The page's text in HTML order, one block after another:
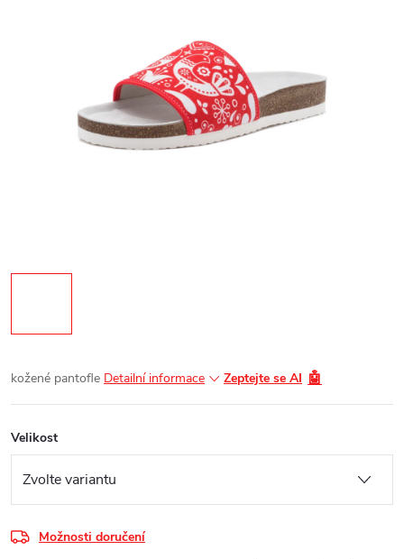
kožené pantofle Detailní informace Zeptejte se AI 🤖
Velikost
Možnosti doručení